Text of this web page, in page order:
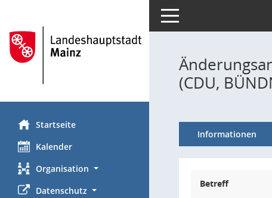
Startseite
Kalender
Organisation
Datenschutz
Toggle navigation
(CDU,
Informationen
Betreff